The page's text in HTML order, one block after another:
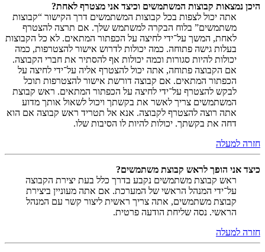
היכן נמצאות קבוצות המשתמשים וכיצד אני מצטרף לאחת?
אתה יכול לצפות בכל קבוצות המשתמשים דרך הקישור “קבוצות
משתמשים” בלוח הבקרה למשתמש שלך. אם תרצה להצטרף
לאחת, המשך על־ידי לחיצה על הכפתור המתאים. לא כל הקבוצות
בעלות גישה פתוחה. כמה יכולות לדרוש אישור להצטרפות, כמה
יכולות להיות סגורות וכמה יכולות אף להסתיר את חברי הקבוצה.
אם הקבוצה פתוחה, אתה יכול להצטרף אליה על־ידי לחיצה על
הכפתור המתאים. אם קבוצה דורשת אישור להצטרפות תוכל
לבקש להצטרף על־ידי לחיצה על הכפתור המתאים. ראש קבוצת
המשתמשים צריך לאשר את בקשתך ויכול לשאול אותך מדוע
אתה רוצה להצטרף לקבוצה. אנא אל תטריד ראש קבוצה אם הוא
דחה את בקשתך. יכולות להיות לו הסיבות שלו.
חזרה למעלה
כיצד אני הופך לראש קבוצת משתמשים?
ראש קבוצת משתמשים נקבע בדרך כלל בעת יצירת הקבוצה
על־ידי המנהל הראשי של המערכת. אם אתה מעוניין ביצירת
קבוצת משתמשים, אתה צריך ראשית ליצור קשר עם המנהל
הראשי. נסה שליחת הודעה פרטית.
חזרה למעלה